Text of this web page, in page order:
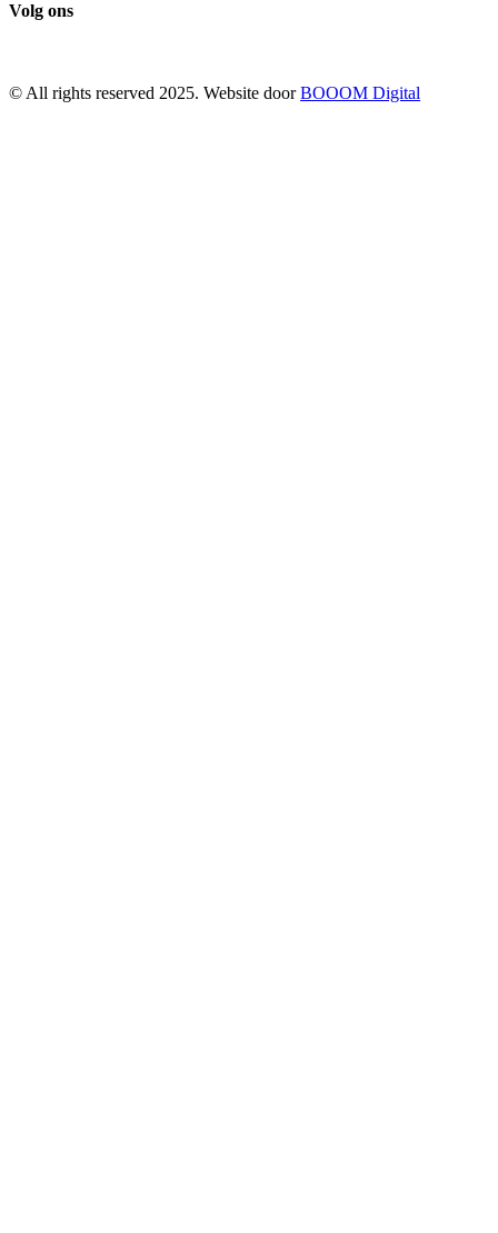
Volg ons
© All rights reserved 2025. Website doorBOOOM Digital